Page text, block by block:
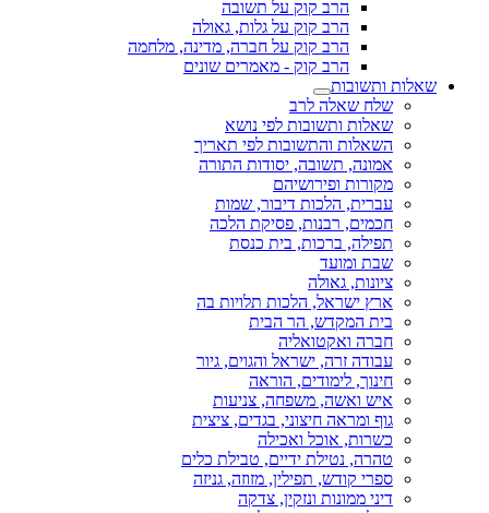
הרב קוק על תשובה
הרב קוק על גלות, גאולה
הרב קוק על חברה, מדינה, מלחמה
הרב קוק - מאמרים שונים
שאלות ותשובות
שלח שאלה לרב
שאלות ותשובות לפי נושא
השאלות והתשובות לפי תאריך
אמונה, תשובה, יסודות התורה
מקורות ופירושיהם
עברית, הלכות דיבור, שמות
חכמים, רבנות, פסיקת הלכה
תפילה, ברכות, בית כנסת
שבת ומועד
ציונות, גאולה
ארץ ישראל, הלכות תלויות בה
בית המקדש, הר הבית
חברה ואקטואליה
עבודה זרה, ישראל והגוים, גיור
חינוך, לימודים, הוראה
איש ואשה, משפחה, צניעות
גוף ומראה חיצוני, בגדים, ציצית
כשרות, אוכל ואכילה
טהרה, נטילת ידיים, טבילת כלים
ספרי קודש, תפילין, מזוזה, גניזה
דיני ממונות ונזקין, צדקה